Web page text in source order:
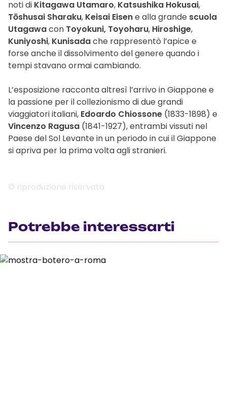
noti di Kitagawa Utamaro, Katsushika Hokusai,
Tōshusai Sharaku, Keisai Eisene alla grande scuola
Utagawacon Toyokuni, Toyoharu, Hiroshige,
Kuniyoshi, Kunisadache rappresentò l’apice e
forse anche il dissolvimento del genere quando i
tempi stavano ormai cambiando.
L’esposizione racconta altresì l’arrivo in Giappone e
la passione per il collezionismo di due grandi
viaggiatori italiani, Edoardo Chiossone (1833-1898) e
Vincenzo Ragusa (1841-1927), entrambi vissuti nel
Paese del Sol Levante in un periodo in cui il Giappone
si apriva per la prima volta agli stranieri.
© riproduzione riservata
Potrebbe interessarti